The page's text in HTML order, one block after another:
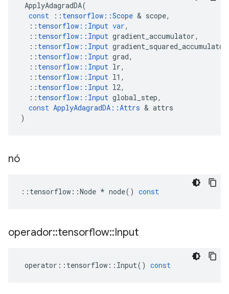
ApplyAdagradDA(
const
:: tensorflow ::Scope & scope,
:: tensorflow :: Input var,
:: tensorflow :: Input gradient_accumulator,
:: tensorflow :: Input gradient_squared_accumulator
:: tensorflow :: Input grad,
:: tensorflow :: Input lr,
:: tensorflow :: Input l1 ,
:: tensorflow :: Input l2,
:: tensorflow :: Input global_step,
const ApplyAdagradDA ::Attrs & attrs
)
nó
:: tensorflow ::Node * node() const
operador::tensorflow::Input
operator :: tensorflow :: Input() const